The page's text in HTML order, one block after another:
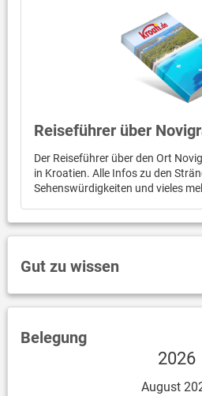
Reiseführer über
Der Reiseführer über den Ort
in Kroatien. Alle Infos zu den
Sehenswürdigkeiten und vieles
Gut zu wissen
Belegung
2026
August